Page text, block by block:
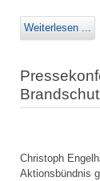
Weiterlesen ...
Christoph
Aktionsbündnis